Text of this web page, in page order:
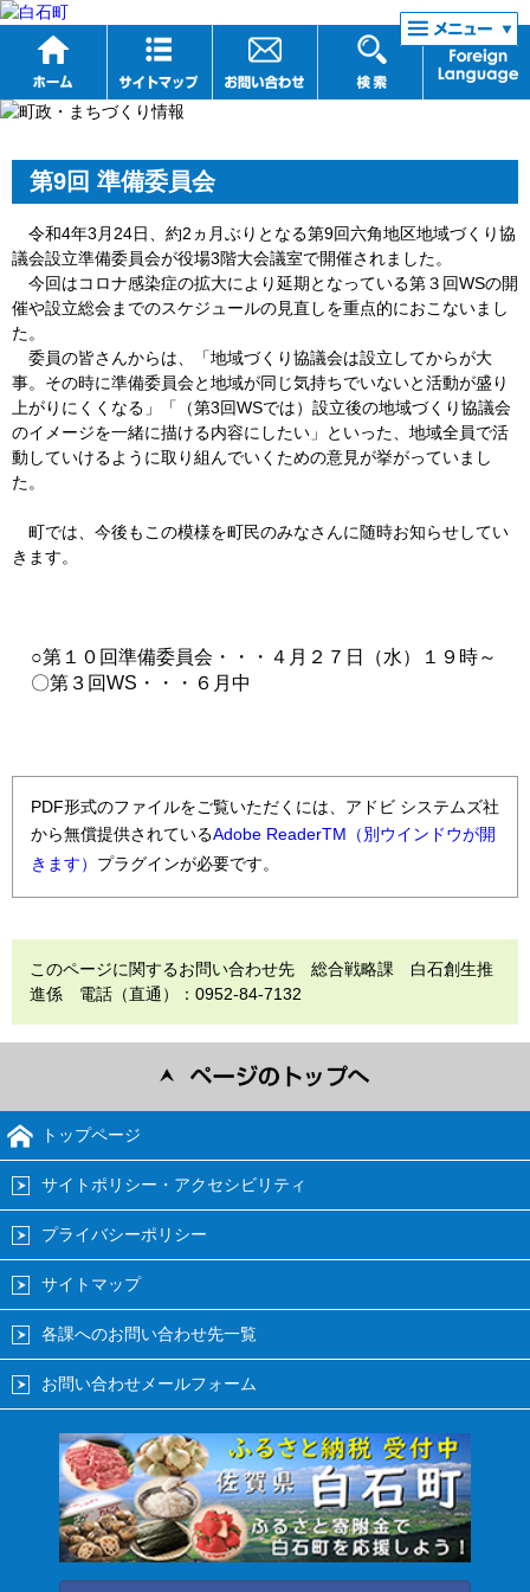
リンク集
第9回 準備委員会
令和4年3月24日、約2ヵ月ぶりとなる第9回六角地区地域づくり協
議会設立準備委員会が役場3階大会議室で開催されました。
今回はコロナ感染症の拡大により延期となっている第３回WSの開
催や設立総会までのスケジュールの見直しを重点的におこないまし
た。
委員の皆さんからは、「地域づくり協議会は設立してからが大
事。その時に準備委員会と地域が同じ気持ちでいないと活動が盛り
上がりにくくなる」「（第3回WSでは）設立後の地域づくり協議会
のイメージを一緒に描ける内容にしたい」といった、地域全員で活
動していけるように取り組んでいくための意見が挙がっていまし
た。
町では、今後もこの模様を町民のみなさんに随時お知らせしてい
きます。
○第１０回準備委員会・・・４月２７日（水）１９時～
〇第３回WS・・・６月中
PDF形式のファイルをご覧いただくには、アドビ システムズ社
から無償提供されているAdobe ReaderTM（別ウインドウが開
きます） プラグインが必要です。
このページに関するお問い合わせ先 総合戦略課 白石創生推
進係 電話（直通）：0952-84-7132
トップページ
サイトポリシー・アクセシビリティ
プライバシーポリシー
サイトマップ
各課へのお問い合わせ先一覧
お問い合わせメールフォーム